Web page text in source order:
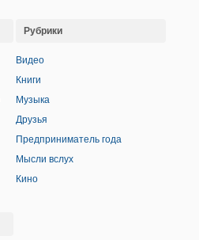
Рубрики
Видео
Книги
Музыка
Друзья
Предприниматель года
Мысли вслух
Кино